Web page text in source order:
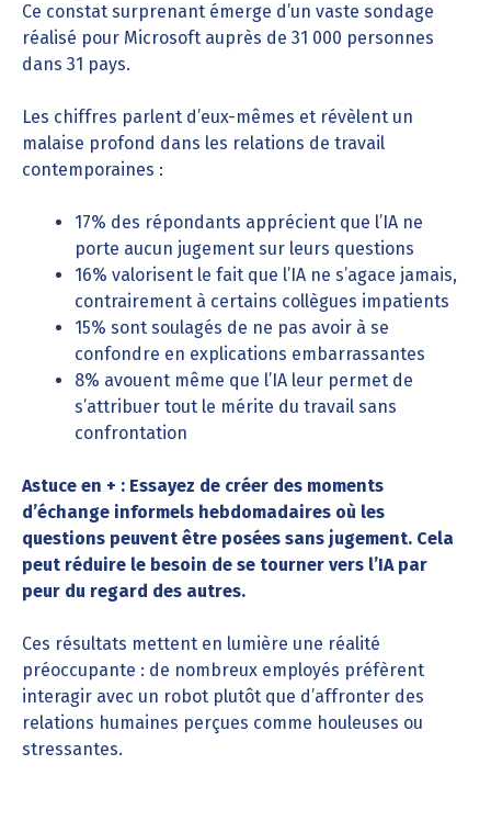
Ce constat surprenant émerge d’un vaste sondage
réalisé pour Microsoft auprès de 31 000 personnes
dans 31 pays.
Les chiffres parlent d’eux-mêmes et révèlent un
malaise profond dans les relations de travail
contemporaines :
17% des répondants apprécient que l’IA ne
porte aucun jugement sur leurs questions
16% valorisent le fait que l’IA ne s’agace jamais,
contrairement à certains collègues impatients
15% sont soulagés de ne pas avoir à se
confondre en explications embarrassantes
8% avouent même que l’IA leur permet de
s’attribuer tout le mérite du travail sans
confrontation
Astuce en + : Essayez de créer des moments
d’échange informels hebdomadaires où les
questions peuvent être posées sans jugement. Cela
peut réduire le besoin de se tourner vers l’IA par
peur du regard des autres.
Ces résultats mettent en lumière une réalité
préoccupante : de nombreux employés préfèrent
interagir avec un robot plutôt que d’affronter des
relations humaines perçues comme houleuses ou
stressantes.